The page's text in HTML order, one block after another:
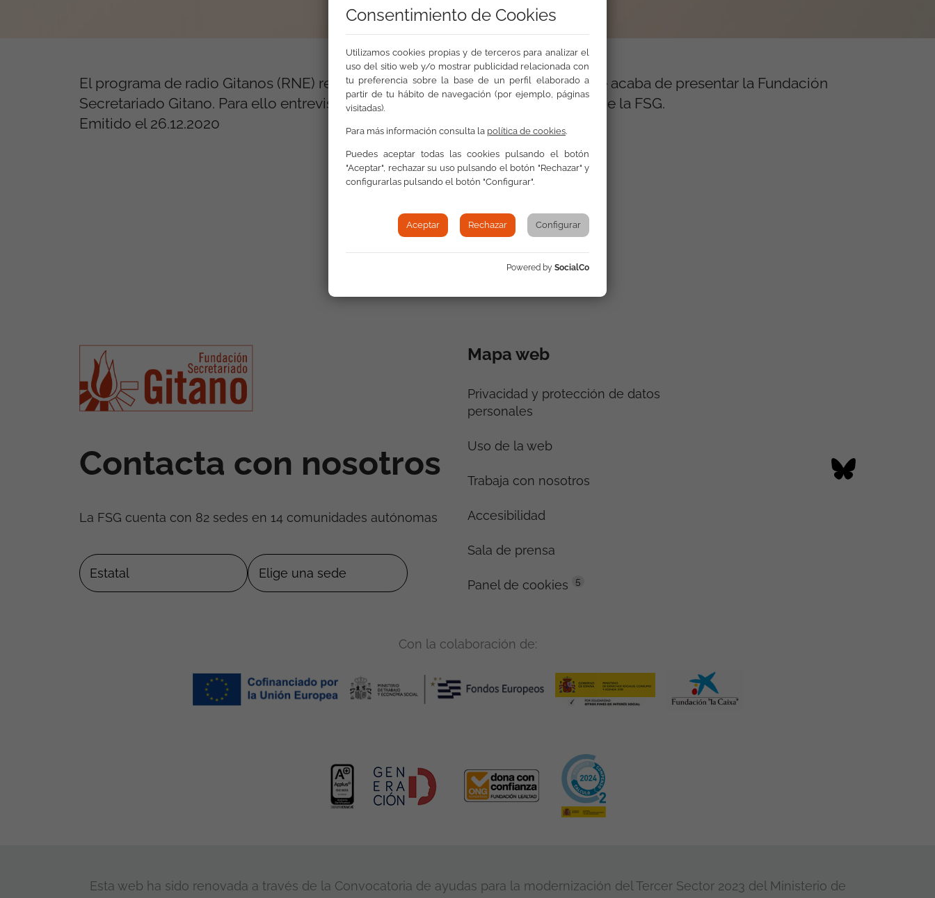
El programa de radio Gitanos (RNE) reseña elinforme sobre discriminaciónque acaba de presentar la Fundación
Secretariado Gitano. Para ello entrevista a Selen de la Fuente, abogada gitana de la FSG.
Emitido el 26.12.2020
Contacta con nosotros
La FSG cuenta con 82 sedes en 14 comunidades autónomas
Mapa web
Privacidad y protección de datos
personales
Uso de la web
Trabaja con nosotros
Accesibilidad
Sala de prensa
Panel de cookies 5
Con la colaboración de:
Esta web ha sido renovada a través de la Convocatoria de ayudas para la modernización del Tercer Sector 2023 del Ministerio de
Consentimiento de Cookies
Utilizamos cookies propias y de terceros para analizar el
uso del sitio web y/o mostrar publicidad relacionada con
tu preferencia sobre la base de un perfil elaborado a
partir de tu hábito de navegación (por ejemplo, páginas
visitadas).
Para más información consulta la política de cookies.
Puedes aceptar todas las cookies pulsando el botón
"Aceptar", rechazar su uso pulsando el botón "Rechazar" y
configurarlas pulsando el botón "Configurar".
Aceptar Rechazar Configurar
Powered by SocialCo